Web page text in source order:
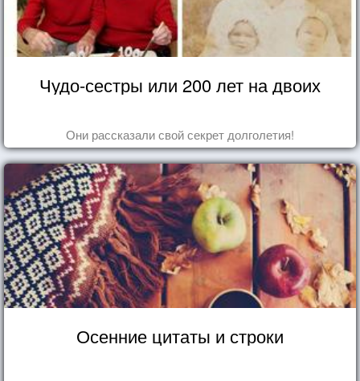
Чудо-сестры или 200 лет на двоих
Они рассказали свой секрет долголетия!
Осенние цитаты и строки